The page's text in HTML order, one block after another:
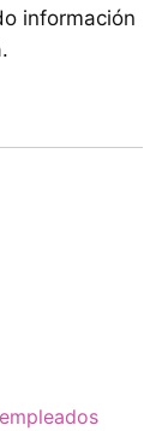
información